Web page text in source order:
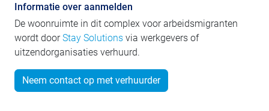
Informatie over aanmelden
De woonruimte in dit complex voor arbeidsmigranten
wordt doorStay Solutions via werkgevers of
uitzendorganisaties verhuurd.
Neem contact op met verhuurder